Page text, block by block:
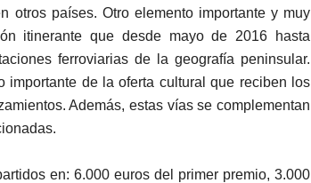
otros países. Otro elemento importante y muy
itinerante que desde mayo de 2016 hasta
ferroviarias de la geografía peninsular.
importante de la oferta cultural que reciben los
Además, estas vías se complementan
en: 6.000 euros del primer premio, 3.000